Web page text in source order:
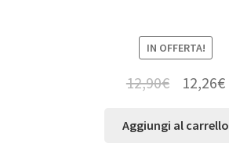
IN OFFERTA!
12,90€ 12,26€
Aggiungi al carrello